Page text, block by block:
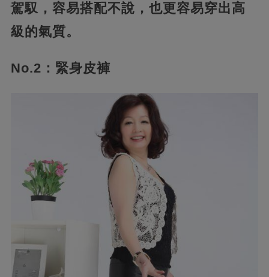
駕馭，容易搭配不說，也更容易穿出高
級的氣質。
No.2：緊身皮褲